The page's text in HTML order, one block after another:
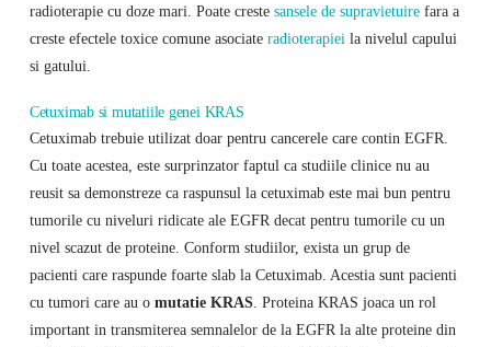
radioterapie cu doze mari. Poate crestesansele de supravietuirefara a
creste efectele toxice comune asociate radioterapiei la nivelul capului
si gatului.
Cetuximab si mutatiile genei KRAS
Cetuximab trebuie utilizat doar pentru cancerele care contin EGFR.
Cu toate acestea, este surprinzator faptul ca studiile clinice nu au
reusit sa demonstreze ca raspunsul la cetuximab este mai bun pentru
tumorile cu niveluri ridicate ale EGFR decat pentru tumorile cu un
nivel scazut de proteine. Conform studiilor, exista un grup de
pacienti care raspunde foarte slab la Cetuximab. Acestia sunt pacienti
cu tumori care au o mutatie KRAS. Proteina KRAS joaca un rol
important in transmiterea semnalelor de la EGFR la alte proteine ​​din